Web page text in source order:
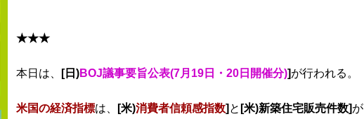
★★★
本日は、 [日)BOJ議事要旨公表(7月19日・20日開催分)]が行われる。
米国の経済指標は、 [米)消費者信頼感指数] と [米)新築住宅販売件数]が